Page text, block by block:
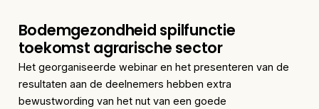
Bodemgezondheid spilfunctie
toekomst agrarische sector
Het georganiseerde webinar en het presenteren van de
resultaten aan de deelnemers hebben extra
bewustwording van het nut van een goede